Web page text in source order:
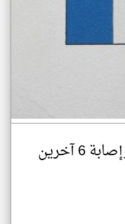
مقتل جندي فرنسي وإصابة 6 آخرين